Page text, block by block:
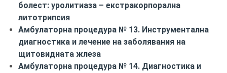
болест: уролитиаза – екстракорпорална
литотрипсия
Амбулаторна процедура № 13. Инструментална
диагностика и лечение на заболявания на
щитовидната жлеза
Амбулаторна процедура № 14. Диагностика и